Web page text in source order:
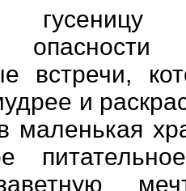
гусеницу
встречи,
и
маленькая